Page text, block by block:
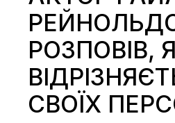
РОЗПОВІВ,
СВОЇХ